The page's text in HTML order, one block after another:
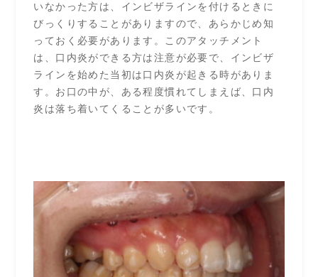
いなかった方は、インビザラインを付けるときに
びっくりすることがありますので、あらかじめ知
っておく必要があります。このアタッチメント
は、口内炎ができる方は注意が必要で、インビザ
ラインを始めた当初は口内炎が起きる時がありま
す。お口の中が、ある程度慣れてしまえば、口内
炎は落ち着いてくることが多いです。